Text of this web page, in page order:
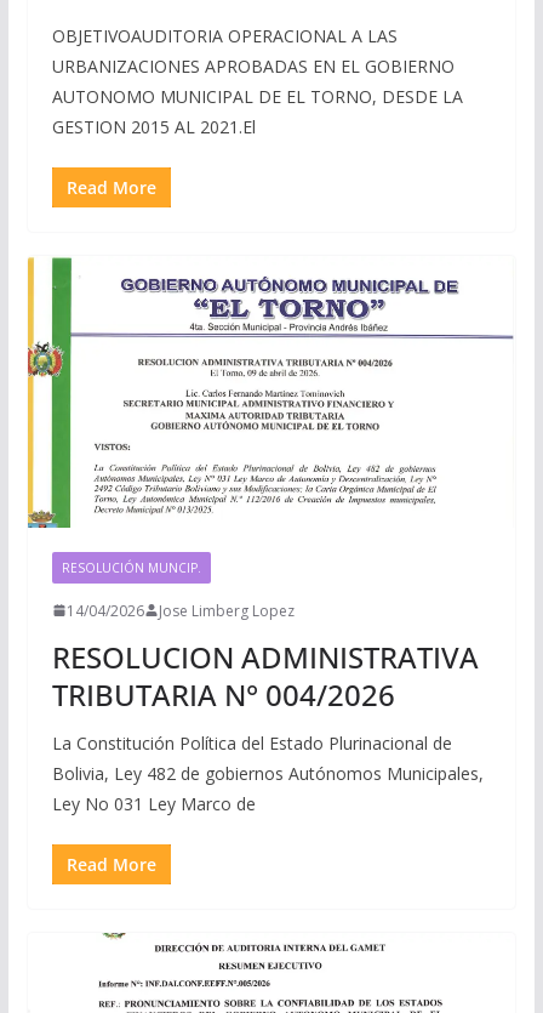
OBJETIVOAUDITORIA OPERACIONAL A LAS
URBANIZACIONES APROBADAS EN EL GOBIERNO
AUTONOMO MUNICIPAL DE EL TORNO, DESDE LA
GESTION 2015 AL 2021.El
Read More
RESOLUCIÓN MUNCIP.
14/04/2026 Jose Limberg Lopez
RESOLUCION ADMINISTRATIVA
TRIBUTARIA N° 004/2026
La Constitución Política del Estado Plurinacional de
Bolivia, Ley 482 de gobiernos Autónomos Municipales,
Ley No 031 Ley Marco de
Read More